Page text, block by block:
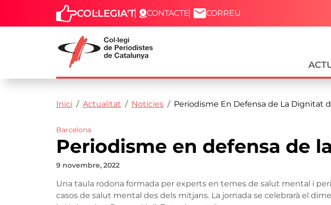
Vés al contingut
Capçalera
COL·LEGIA'T CONTACTE CORREU
Fil d'ariadna
Inici Actualitat Notícies Periodisme En Defensa de La Dignitat
Barcelona
Periodisme en defensa de
9 novembre, 2022
Una taula rodona formada per experts en temes de salut mental i
casos de salut mental des dels mitjans. La jornada se celebrarà el